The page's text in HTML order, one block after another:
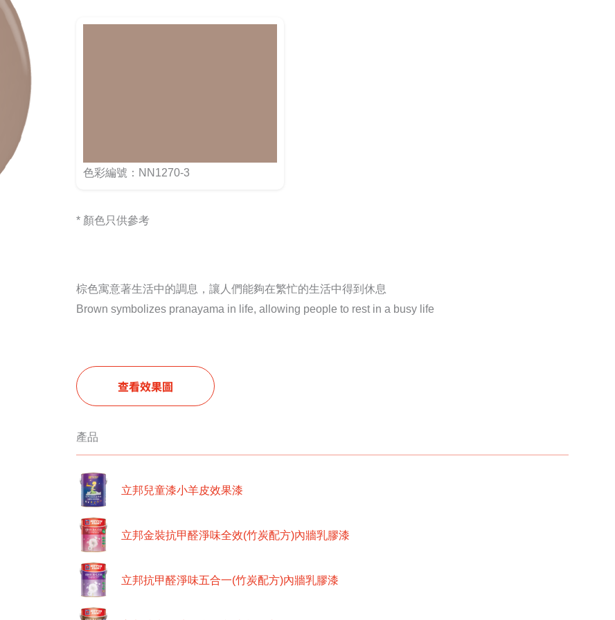
色彩編號：NN1270-3
* 顏色只供參考
棕色寓意著生活中的調息，讓人們能夠在繁忙的生活中得到休息
Brown symbolizes pranayama in life, allowing people to rest in a busy life
查看效果圖
產品
立邦兒童漆小羊皮效果漆
立邦金裝抗甲醛淨味全效(竹炭配方)內牆乳膠漆
立邦抗甲醛淨味五合一(竹炭配方)內牆乳膠漆